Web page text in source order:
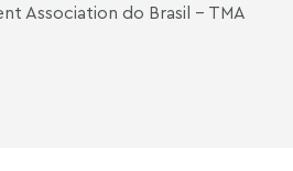
Association do Brasil - TMA